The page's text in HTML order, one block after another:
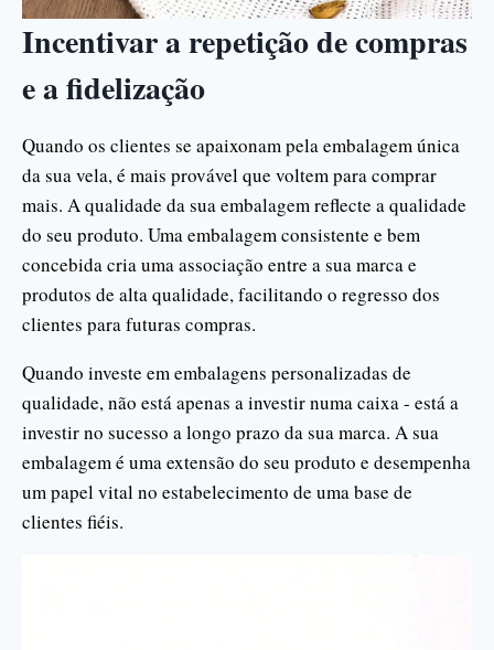
Incentivar a repetição de compras
e a fidelização
Quando os clientes se apaixonam pela embalagem única
da sua vela, é mais provável que voltem para comprar
mais. A qualidade da sua embalagem reflecte a qualidade
do seu produto. Uma embalagem consistente e bem
concebida cria uma associação entre a sua marca e
produtos de alta qualidade, facilitando o regresso dos
clientes para futuras compras.
Quando investe em embalagens personalizadas de
qualidade, não está apenas a investir numa caixa - está a
investir no sucesso a longo prazo da sua marca. A sua
embalagem é uma extensão do seu produto e desempenha
um papel vital no estabelecimento de uma base de
clientes fiéis.